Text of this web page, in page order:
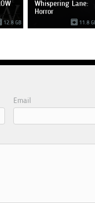
12.8 GB
Whispering Lane:
Horror
11.8
Email